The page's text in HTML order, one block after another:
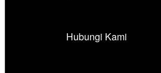
Hubungi Kami